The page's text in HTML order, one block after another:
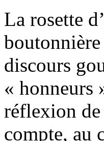
La rosette
discours
« honneurs
réflexion de
compte, au